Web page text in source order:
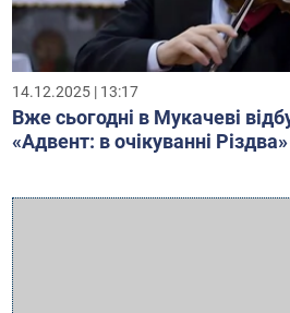
14.12.2025 | 13:17
Вже сьогодні в Мукачеві
«Адвент: в очікуванні